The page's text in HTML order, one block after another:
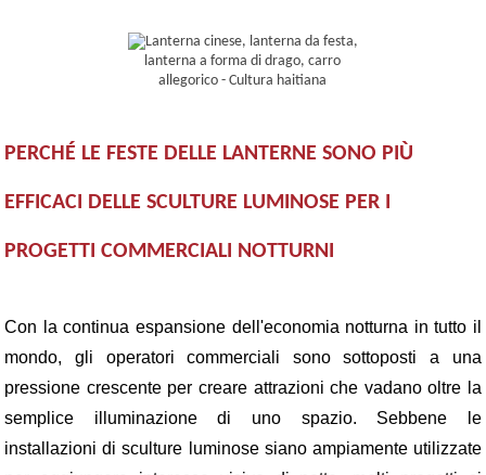
PERCHÉ LE FESTE DELLE LANTERNE SONO PIÙ
EFFICACI DELLE SCULTURE LUMINOSE PER I
PROGETTI COMMERCIALI NOTTURNI
Con la continua espansione dell'economia notturna in tutto il
mondo, gli operatori commerciali sono sottoposti a una
pressione crescente per creare attrazioni che vadano oltre la
semplice illuminazione di uno spazio. Sebbene le
installazioni di sculture luminose siano ampiamente utilizzate